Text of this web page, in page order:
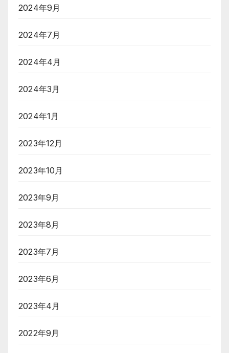
2024年9月
2024年7月
2024年4月
2024年3月
2024年1月
2023年12月
2023年10月
2023年9月
2023年8月
2023年7月
2023年6月
2023年4月
2022年9月